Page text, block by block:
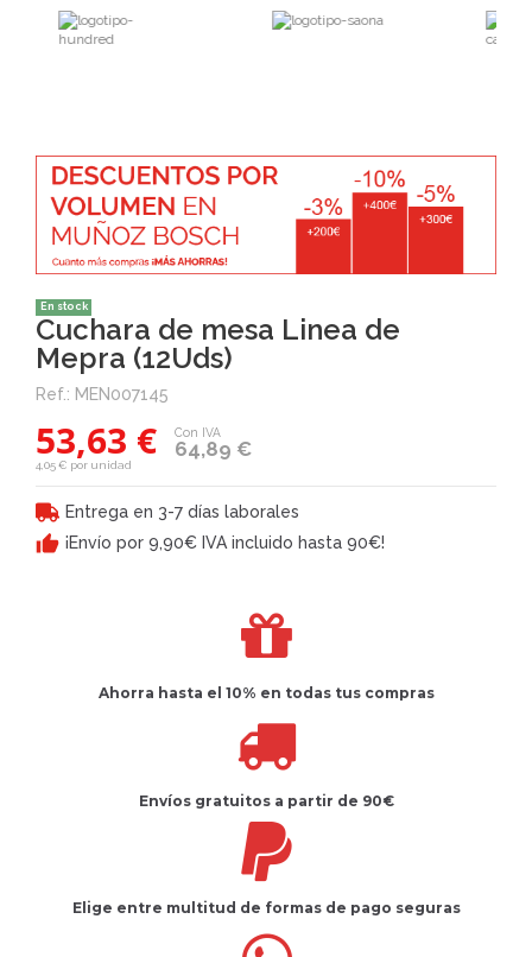
En stock
Cuchara de mesa Linea de
Mepra (12Uds)
Ref.: MEN007145
53,63 € 64,89 €
Con IVA
4,05 € por unidad
Entrega en 3-7 días laborales
¡Envío por 9,90€ IVA incluido hasta 90€!
Ahorra hasta el 10% en todas tus compras
Envíos gratuitos a partir de 90€
Elige entre multitud de formas de pago seguras